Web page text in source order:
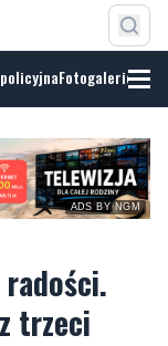
Fotogalerie
ADS BY NGM
radości.
trzeci